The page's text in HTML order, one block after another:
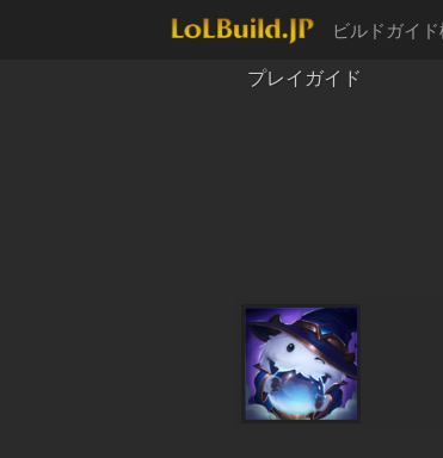
ビルドガイ
プレイガイド